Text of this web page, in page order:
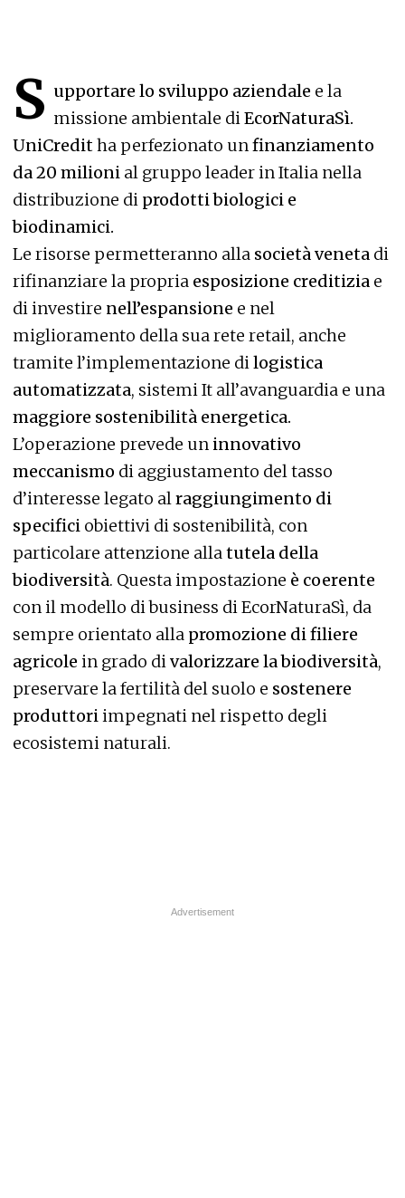
S upportare lo sviluppo aziendale e la
missione ambientale di EcorNaturaSì.
UniCredit ha perfezionato un finanziamento
da 20 milioni al gruppo leader in Italia nella
distribuzione di prodotti biologici e
biodinamici.
Le risorse permetteranno alla società veneta di
rifinanziare la propria esposizione creditizia e
di investire nell’espansione e nel
miglioramento della sua rete retail, anche
tramite l’implementazione di logistica
automatizzata, sistemi It all’avanguardia e una
maggiore sostenibilità energetica.
L’operazione prevede un innovativo
meccanismo di aggiustamento del tasso
d’interesse legato al raggiungimento di
specifici obiettivi di sostenibilità, con
particolare attenzione alla tutela della
biodiversità. Questa impostazione è coerente
con il modello di business di EcorNaturaSì, da
sempre orientato alla promozione di filiere
agricole in grado di valorizzare la biodiversità,
preservare la fertilità del suolo e sostenere
produttori impegnati nel rispetto degli
ecosistemi naturali.